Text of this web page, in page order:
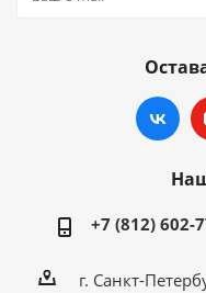
+7 (812) 602-
г. Санкт-